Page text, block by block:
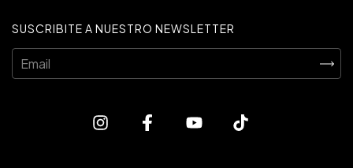
SUSCRIBITE A NUESTRO NEWSLETTER